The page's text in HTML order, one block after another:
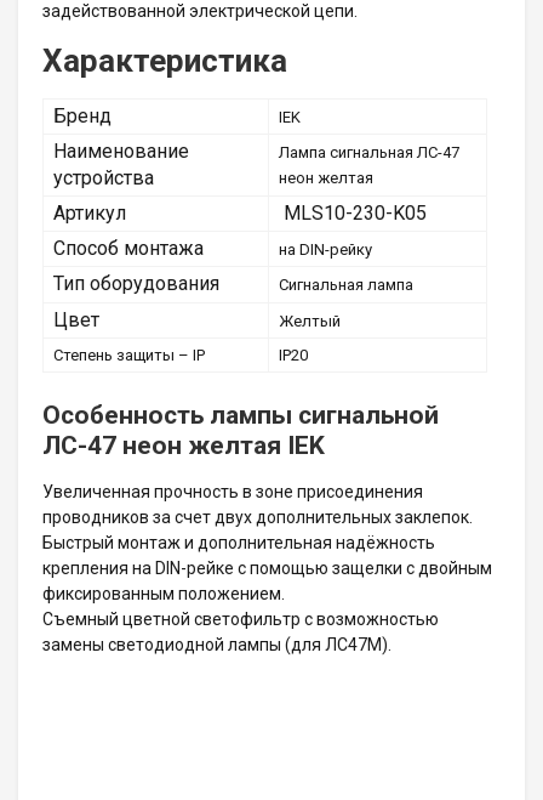
задействованной электрической цепи.
Характеристика
Бренд IEK
Наименование
устройства
Лампа сигнальная ЛС-47
неон желтая
Артикул
MLS10-230-K05
Способ монтажа
на DIN-рейку
Тип оборудования Сигнальная лампа
Цвет
Желтый
Степень защиты – IP
IP20
Особенность лампы сигнальной
ЛС-47 неон желтая IEK
Увеличенная прочность в зоне присоединения
проводников за счет двух дополнительных заклепок.
Быстрый монтаж и дополнительная надёжность
крепления на DIN-рейке с помощью защелки с двойным
фиксированным положением.
Съемный цветной светофильтр с возможностью
замены светодиодной лампы (для ЛС47М).